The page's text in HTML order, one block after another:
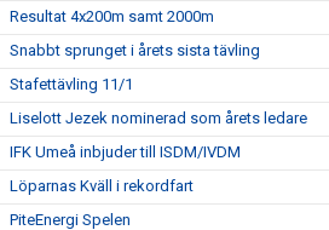
Resultat 4x200m samt 2000m
Snabbt sprunget i årets sista tävling
Stafettävling 11/1
Liselott Jezek nominerad som årets ledare
IFK Umeå inbjuder till ISDM/IVDM
Löparnas Kväll i rekordfart
PiteEnergi Spelen